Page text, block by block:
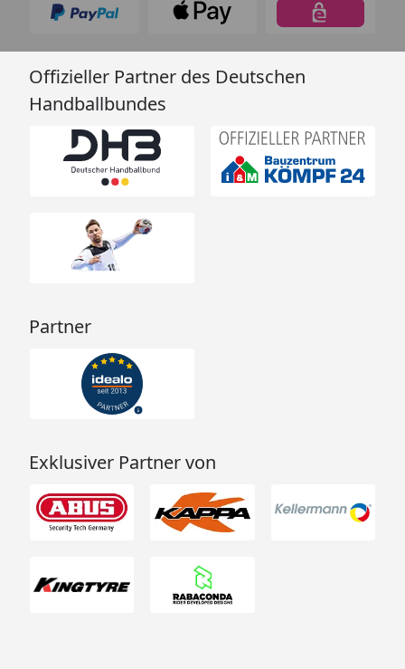
Offizieller Partner des Deutschen
Handballbundes
Partner
Exklusiver Partner von